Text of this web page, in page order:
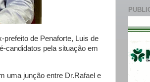
prefeito de Penaforte, Luis de
candidatos pela situação em
uma junção entre Dr.Rafael e